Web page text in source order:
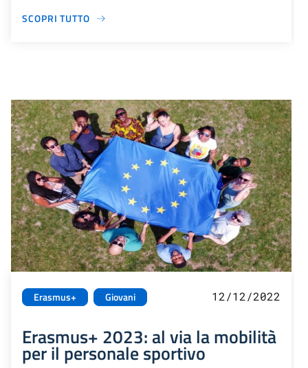
SCOPRI TUTTO
Erasmus+ Giovani 12/12/2022
Erasmus+ 2023: al via la mobilità
per il personale sportivo